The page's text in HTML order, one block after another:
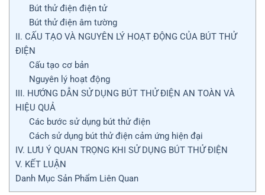
Bút thử điện điện tử
Bút thử điện âm tường
II. CẤU TẠO VÀ NGUYÊN LÝ HOẠT ĐỘNG CỦA BÚT THỬ
ĐIỆN
Cấu tạo cơ bản
Nguyên lý hoạt động
III. HƯỚNG DẪN SỬ DỤNG BÚT THỬ ĐIỆN AN TOÀN VÀ
HIỆU QUẢ
Các bước sử dụng bút thử điện
Cách sử dụng bút thử điện cảm ứng hiện đại
IV. LƯU Ý QUAN TRỌNG KHI SỬ DỤNG BÚT THỬ ĐIỆN
V. KẾT LUẬN
Danh Mục Sản Phẩm Liên Quan